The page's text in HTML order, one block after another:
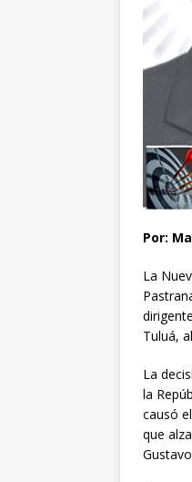
Por:
La
Tuluá,
La
la
causó
que